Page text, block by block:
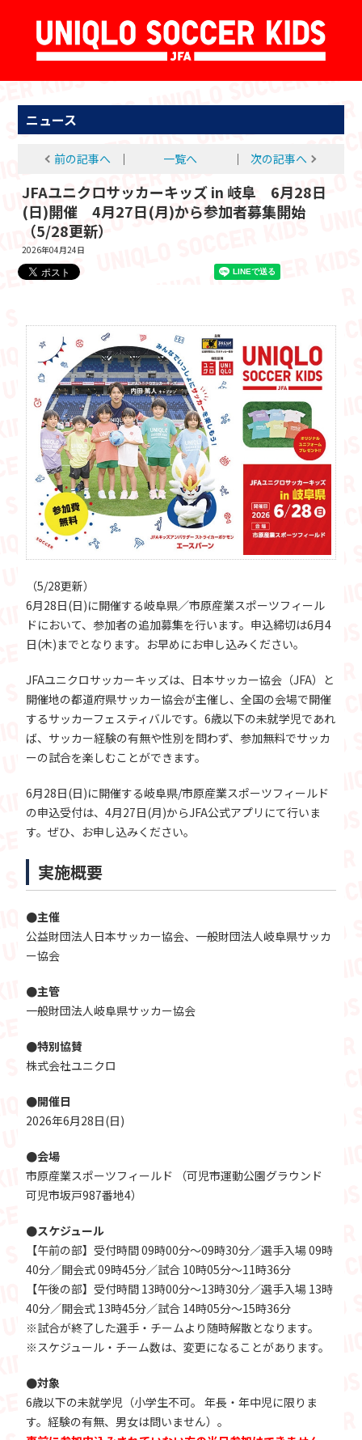
ニュース
前の記事へ │ 一覧へ │ 次の記事へ
JFAユニクロサッカーキッズ in 岐阜 6月28日
(日)開催 4月27日(月)から参加者募集開始
（5/28更新）
2026年04月24日
（5/28更新）
6月28日(日)に開催する岐阜県／市原産業スポーツフィール
ドにおいて、参加者の追加募集を行います。申込締切は6月4
日(木)までとなります。お早めにお申し込みください。
JFAユニクロサッカーキッズは、日本サッカー協会（JFA）と
開催地の都道府県サッカー協会が主催し、全国の会場で開催
するサッカーフェスティバルです。6歳以下の未就学児であれ
ば、サッカー経験の有無や性別を問わず、参加無料でサッカ
ーの試合を楽しむことができます。
6月28日(日)に開催する岐阜県/市原産業スポーツフィールド
の申込受付は、4月27日(月)からJFA公式アプリにて行いま
す。ぜひ、お申し込みください。
実施概要
●主催
公益財団法人日本サッカー協会、一般財団法人岐阜県サッカ
ー協会
●主管
一般財団法人岐阜県サッカー協会
●特別協賛
株式会社ユニクロ
●開催日
2026年6月28日(日)
●会場
市原産業スポーツフィールド （可児市運動公園グラウンド
可児市坂戸987番地4）
●スケジュール
【午前の部】受付時間 09時00分～09時30分／選手入場 09時
40分／開会式 09時45分／試合 10時05分～11時36分
【午後の部】受付時間 13時00分～13時30分／選手入場 13時
40分／開会式 13時45分／試合 14時05分～15時36分
※試合が終了した選手・チームより随時解散となります。
※スケジュール・チーム数は、変更になることがあります。
●対象
6歳以下の未就学児（小学生不可。 年長・年中児に限りま
す。経験の有無、男女は問いません）。